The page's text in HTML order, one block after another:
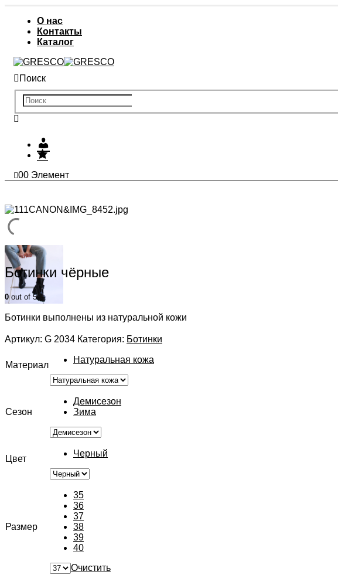
О нас
Контакты
Каталог
Поиск
аккаунт
Избранное
00 Элемент
Ботинки чёрные
0out of 5
Ботинки выполнены из натуральной кожи
Артикул: G 2034 Категория: Ботинки
Материал
Натуральная кожа
Сезон
Демисезон
Зима
Цвет
Черный
Размер
35
36
37
38
39
40
Очистить